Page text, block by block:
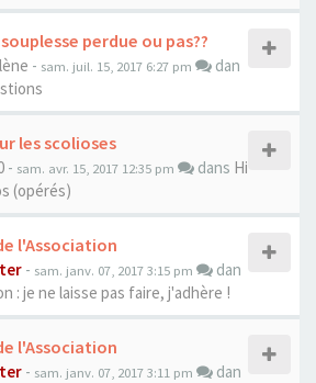
perdue ou pas??
- sam. juil. 15, 2017 6:27 pm
dan
les scolioses
- sam. avr. 15, 2017 12:35 pm dans Hi
(opérés)
l'Association
- sam. janv. 07, 2017 3:15 pm
dan
: je ne laisse pas faire, j'adhère !
l'Association
- sam. janv. 07, 2017 3:11 pm
dan